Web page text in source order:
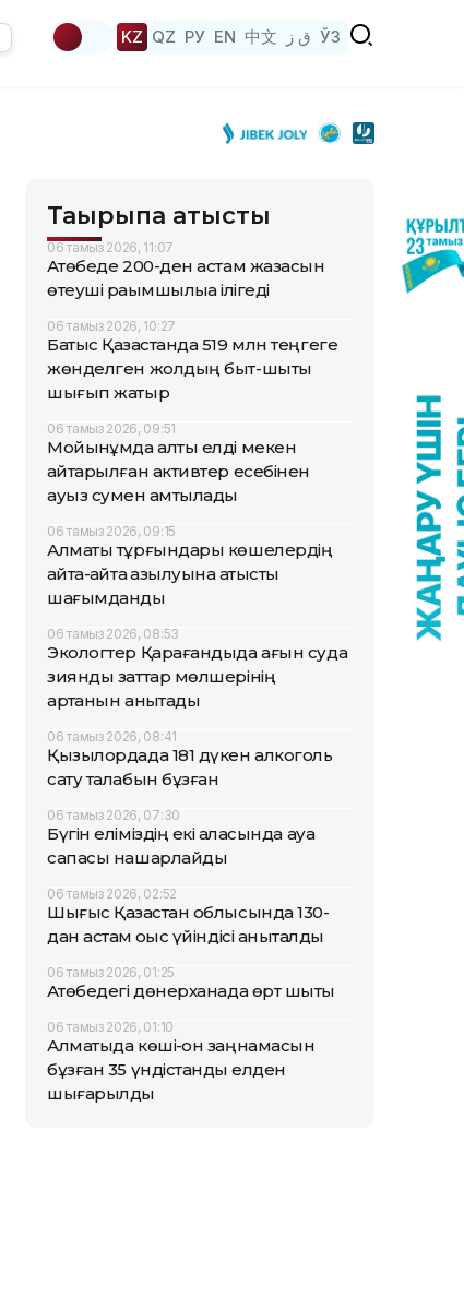
KZ QZ РУ EN 中文 ق ز ЎЗ
Тақырыпқа қатысты
06 тамыз 2026, 11:07
Ақтөбеде 200-ден астам жазасын
өтеуші рақымшылыққа ілігеді
06 тамыз 2026, 10:27
Батыс Қазақстанда 519 млн теңгеге
жөнделген жолдың быт-шыты
шығып жатыр
06 тамыз 2026, 09:51
Мойынқұмда алты елді мекен
қайтарылған активтер есебінен
ауыз сумен қамтылады
06 тамыз 2026, 09:15
Алматы тұрғындары көшелердің
қайта-қайта қазылуына қатысты
шағымданды
06 тамыз 2026, 08:53
Экологтер Қарағандыда ағын суда
зиянды заттар мөлшерінің
артқанын анықтады
06 тамыз 2026, 08:41
Қызылордада 181 дүкен алкоголь
сату талабын бұзған
06 тамыз 2026, 07:30
Бүгін еліміздің екі қаласында ауа
сапасы нашарлайды
06 тамыз 2026, 02:52
Шығыс Қазақстан облысында 130-
дан астам қоқыс үйіндісі анықталды
06 тамыз 2026, 01:25
Ақтөбедегі дөнерханада өрт шықты
06 тамыз 2026, 01:10
Алматыда көші-қон заңнамасын
бұзған 35 үндістандық елден
шығарылды